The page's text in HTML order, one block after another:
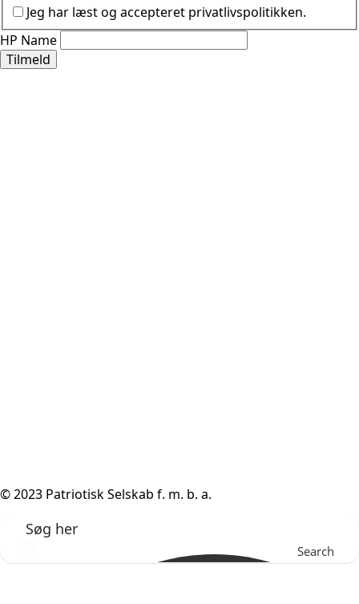
Jeg har læst og accepteret privatlivspolitikken.
HP Name
Tilmeld
© 2023 Patriotisk Selskab f. m. b. a.
Search